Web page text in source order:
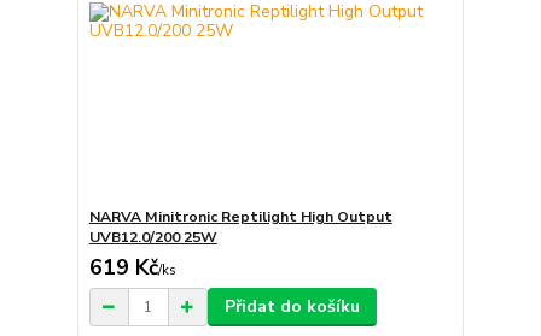
NARVA Minitronic Reptilight High Output
UVB12.0/200 25W
619 Kč/ks
Přidat do košíku